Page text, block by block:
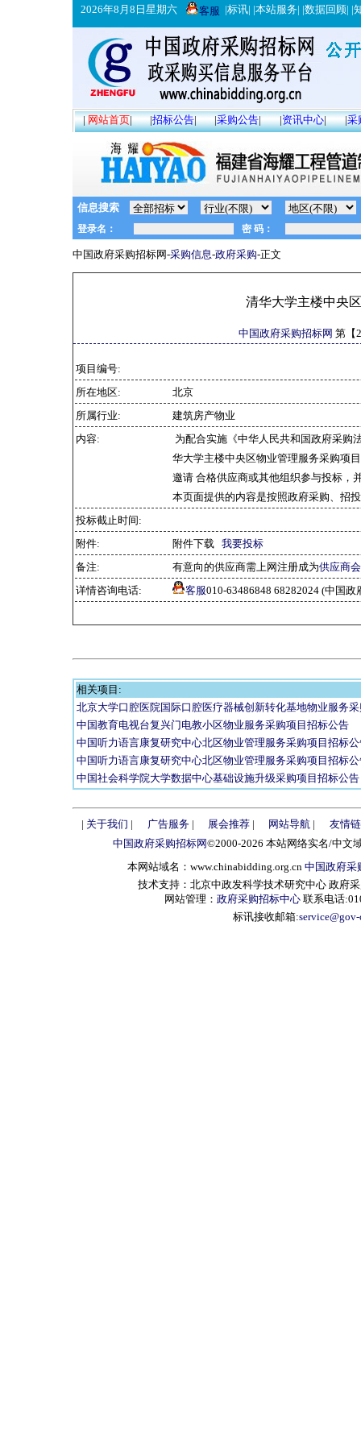
2026年8月8日星期六 客服 |标讯| |本站服务| |数据回顾| |
|网站首页| |招标公告| |采购公告| |资讯中心| |采
信息搜索
中国政府采购招标网-采购信息-政府采购-正文
清华大学主楼中央
中国政府采购招标网 第【
项目编号:
所在地区:
北京
所属行业:
建筑房产物业
内容:
为配合实施《中华人民共和国政府采购
华大学主楼中央区物业管理服务采购项
邀请 合格供应商或其他组织参与投标，
本页面提供的内容是按照政府采购、招
投标截止时间:
附件:
附件下载 我要投标
备注:
有意向的供应商需上网注册成为供应商
详情咨询电话:
客服010-63486848 68282024 (中国
相关项目:
北京大学口腔医院国际口腔医疗器械创新转化基地物业服务
中国教育电视台复兴门电教小区物业服务采购项目招标公告
中国听力语言康复研究中心北区物业管理服务采购项目招标
中国听力语言康复研究中心北区物业管理服务采购项目招标
中国社会科学院大学数据中心基础设施升级采购项目招标公告
| 关于我们 | 广告服务| 展会推荐| 网站导航 |
友情
中国政府采购招标网©2000-2026 本站网络实名/中文
本网站域名：www.chinabidding.org.cn 中国政府采
技术支持：北京中政发科学技术研究中心 政府
网站管理： 政府采购招标中心 联系电话
标讯接收邮箱: